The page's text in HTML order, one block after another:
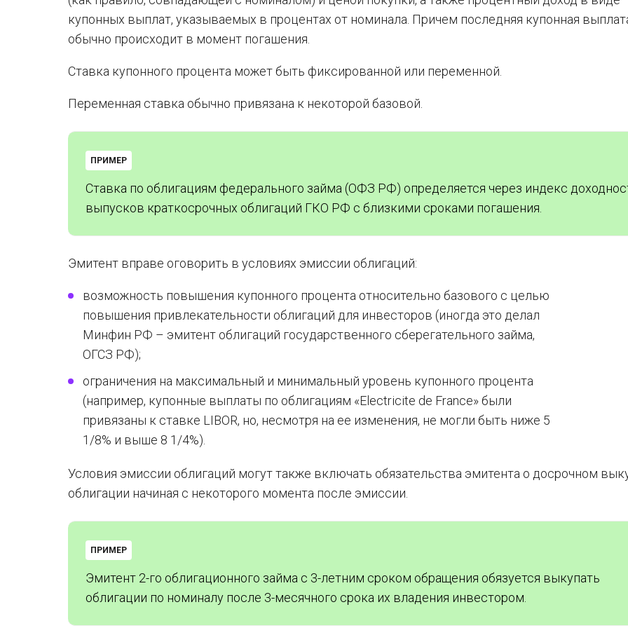
купонных выплат, указываемых в процентах от номинала. Причем последняя купонная
обычно происходит в момент погашения.
Ставка купонного процента может быть фиксированной или переменной.
Переменная ставка обычно привязана к некоторой базовой.
ПРИМЕР
Ставка по облигациям федерального займа (ОФЗ РФ) определяется через индекс
выпусков краткосрочных облигаций ГКО РФ с близкими сроками погашения.
Эмитент вправе оговорить в условиях эмиссии облигаций:
возможность повышения купонного процента относительно базового с целью
повышения привлекательности облигаций для инвесторов (иногда это делал
Минфин РФ – эмитент облигаций государственного сберегательного займа,
ОГСЗ РФ);
ограничения на максимальный и минимальный уровень купонного процента
(например, купонные выплаты по облигациям «Electricite de France» были
привязаны к ставке LIBOR, но, несмотря на ее изменения, не могли быть ниже 5
1/8% и выше 8 1/4%).
Условия эмиссии облигаций могут также включать обязательства эмитента о досрочном
облигации начиная с некоторого момента после эмиссии.
ПРИМЕР
Эмитент 2-го облигационного займа с 3-летним сроком обращения обязуется выкупать
облигации по номиналу после 3-месячного срока их владения инвестором.